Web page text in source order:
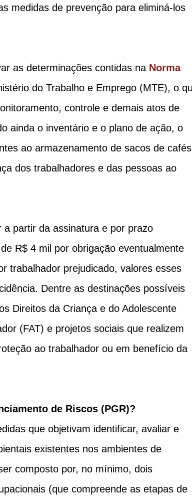
medidas de prevenção para eliminá-los
as determinações contidas na Norma
do Trabalho e Emprego (MTE), o
controle e demais atos de
ainda o inventário e o plano de ação, o
ao armazenamento de sacos de
dos trabalhadores e das pessoas ao
partir da assinatura e por prazo
R$ 4 mil por obrigação eventualmente
trabalhador prejudicado, valores esses
Dentre as destinações possíveis
Direitos da Criança e do Adolescente
(FAT) e projetos sociais que realizem
ao trabalhador ou em benefício da
de Riscos (PGR)?
que objetivam identificar, avaliar e
existentes nos ambientes de
composto por, no mínimo, dois
(que compreende as etapas de